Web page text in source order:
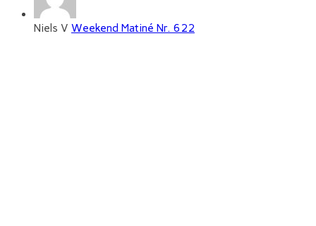
Niels V Weekend Matiné Nr. 622